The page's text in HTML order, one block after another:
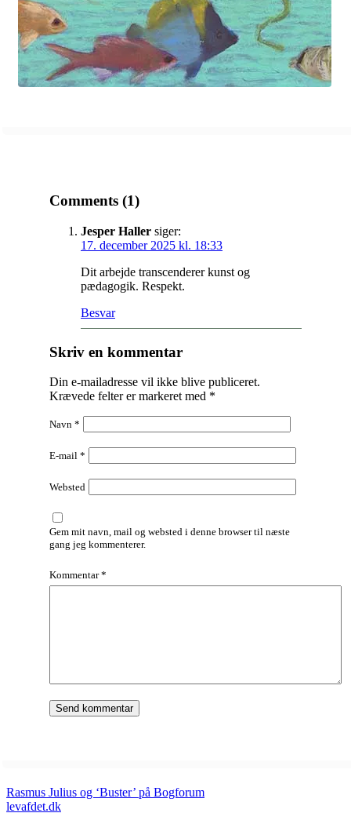
Comments (1)
Jesper Haller siger:
17. december 2025 kl. 18:33
Dit arbejde transcenderer kunst og
pædagogik. Respekt.
Besvar
Skriv en kommentar
Din e-mailadresse vil ikke blive publiceret.
Krævede felter er markeret med *
Navn *
E-mail *
Websted
Gem mit navn, mail og websted i denne browser til næste
gang jeg kommenterer.
Kommentar*
Rasmus Julius og ‘Buster’ på Bogforum
levafdet.dk